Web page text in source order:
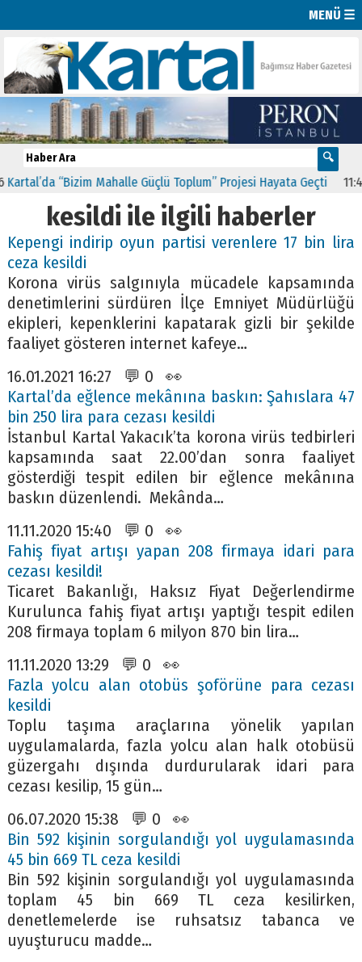
MENÜ ☰
“Bizim Mahalle Güçlü Toplum” Projesi Hayata Geçti 11:41
kesildi ile ilgili haberler
Kepengi indirip oyun partisi verenlere 17 bin lira
ceza kesildi
Korona virüs salgınıyla mücadele kapsamında
denetimlerini sürdüren İlçe Emniyet Müdürlüğü
ekipleri, kepenklerini kapatarak gizli bir şekilde
faaliyet gösteren internet kafeye…
16.01.2021 16:27 💬 0 👀
Kartal’da eğlence mekânına baskın: Şahıslara 47
bin 250 lira para cezası kesildi
İstanbul Kartal Yakacık’ta korona virüs tedbirleri
kapsamında saat 22.00’dan sonra faaliyet
gösterdiği tespit edilen bir eğlence mekânına
baskın düzenlendi. Mekânda…
11.11.2020 15:40 💬 0 👀
Fahiş fiyat artışı yapan 208 firmaya idari para
cezası kesildi!
Ticaret Bakanlığı, Haksız Fiyat Değerlendirme
Kurulunca fahiş fiyat artışı yaptığı tespit edilen
208 firmaya toplam 6 milyon 870 bin lira…
11.11.2020 13:29 💬 0 👀
Fazla yolcu alan otobüs şoförüne para cezası
kesildi
Toplu taşıma araçlarına yönelik yapılan
uygulamalarda, fazla yolcu alan halk otobüsü
güzergahı dışında durdurularak idari para
cezası kesilip, 15 gün…
06.07.2020 15:38 💬 0 👀
Bin 592 kişinin sorgulandığı yol uygulamasında
45 bin 669 TL ceza kesildi
Bin 592 kişinin sorgulandığı yol uygulamasında
toplam 45 bin 669 TL ceza kesilirken,
denetlemelerde ise ruhsatsız tabanca ve
uyuşturucu madde…